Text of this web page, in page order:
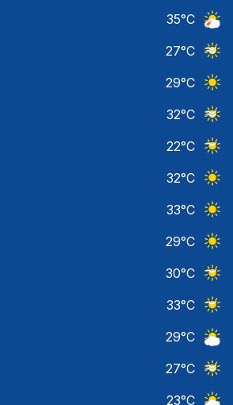
35°C
27°C
29°C
32°C
22°C
32°C
33°C
29°C
30°C
33°C
29°C
27°C
23°C